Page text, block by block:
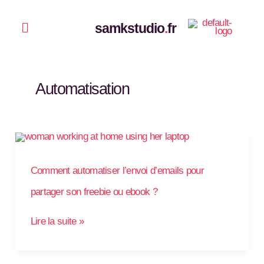
contenu samkstudio.fr
Menu
Automatisation
Comment automatiser l’envoi d’emails pour
partager son freebie ou ebook ?
Comment
automatiser
pour
partager
freebie
ou
?Lire la suite »